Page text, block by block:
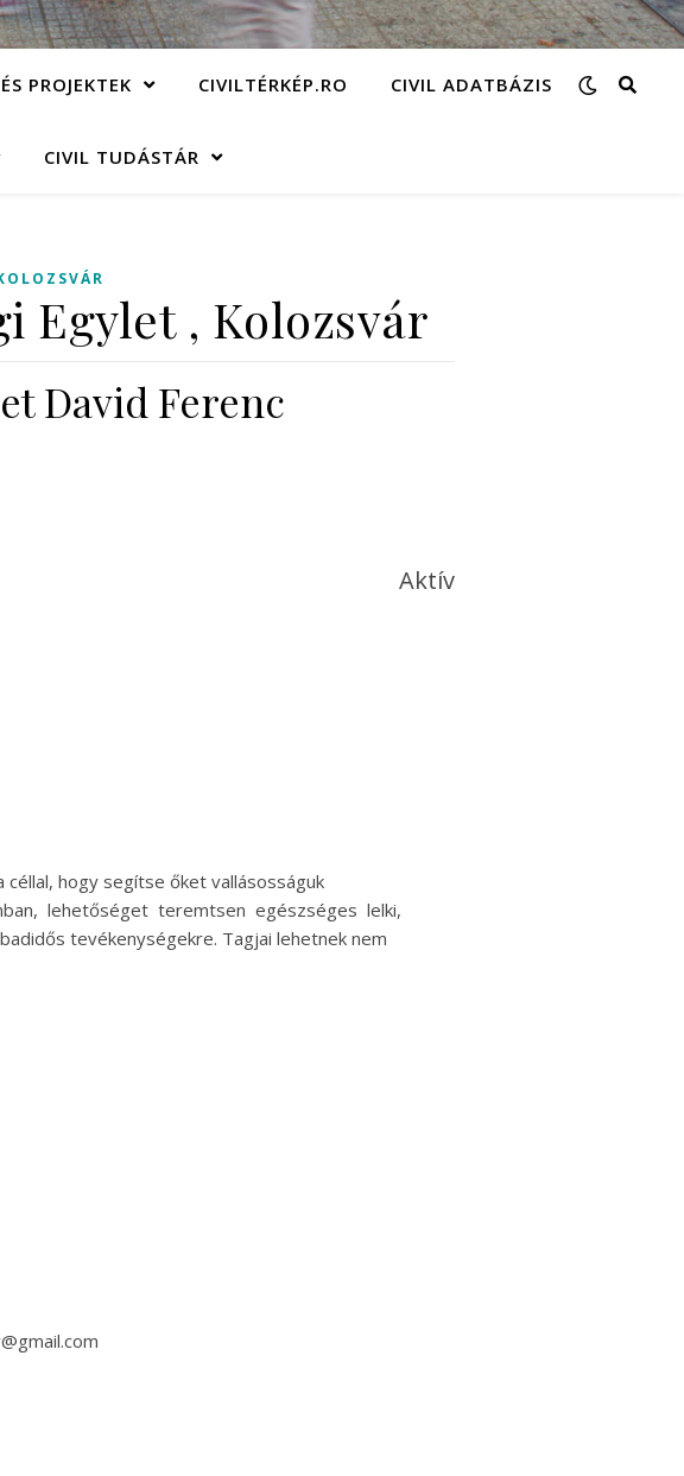
PROJEKTEK CIVILTÉRKÉP.RO CIVIL ADATBÁZIS
CIVIL TUDÁSTÁR
Egylet , Kolozsvár
David Ferenc
Aktív
hogy segítse őket vallásosságuk
lehetőséget teremtsen egészséges lelki,
tevékenységekre. Tagjai lehetnek nem